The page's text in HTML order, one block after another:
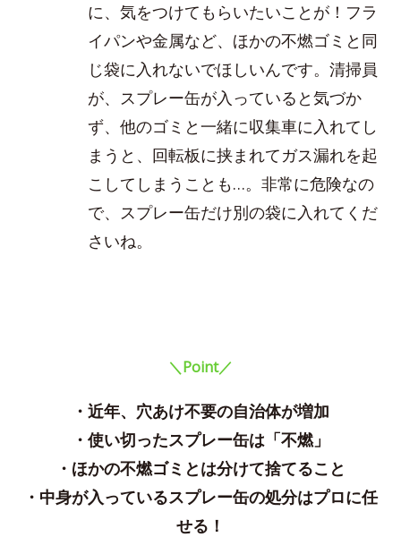
に、気をつけてもらいたいことが！フラ
イパンや金属など、ほかの不燃ゴミと同
じ袋に入れないでほしいんです。清掃員
が、スプレー缶が入っていると気づか
ず、他のゴミと一緒に収集車に入れてし
まうと、回転板に挟まれてガス漏れを起
こしてしまうことも…。非常に危険なの
で、スプレー缶だけ別の袋に入れてくだ
さいね。
＼Point／
・近年、穴あけ不要の自治体が増加
・使い切ったスプレー缶は「不燃」
・ほかの不燃ゴミとは分けて捨てること
・中身が入っているスプレー缶の処分はプロに任
せる！